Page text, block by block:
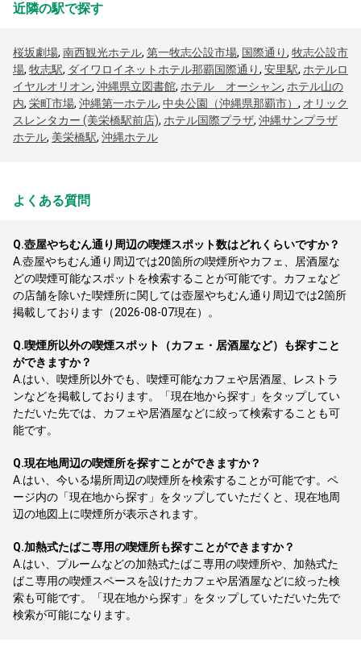
近隣の駅で探す
桜坂劇場, 南西観光ホテル, 第一牧志公設市場, 国際通り, 牧志公設市
場, 牧志駅, ダイワロイネットホテル那覇国際通り, 安里駅, ホテルロ
イヤルオリオン, 沖縄県立図書館, ホテル オーシャン, ホテル山の
内, 栄町市場, 沖縄第一ホテル, 中央公園（沖縄県那覇市） , オリック
スレンタカー (美栄橋駅前店), ホテル国際プラザ, 沖縄サンプラザ
ホテル, 美栄橋駅, 沖縄ホテル
よくある質問
Q.壺屋やちむん通り周辺の喫煙スポット数はどれくらいですか？
A.壺屋やちむん通り周辺では20箇所の喫煙所やカフェ、居酒屋な
どの喫煙可能なスポットを検索することが可能です。カフェなど
の店舗を除いた喫煙所に関しては壺屋やちむん通り周辺では2箇所
掲載しております（2026-08-07現在）。
Q.喫煙所以外の喫煙スポット（カフェ・居酒屋など）も探すこと
ができますか？
A. はい、喫煙所以外でも、喫煙可能なカフェや居酒屋、レストラ
ンなどを掲載しております。「現在地から探す」をタップしてい
ただいた先では、カフェや居酒屋などに絞って検索することも可
能です。
Q.現在地周辺の喫煙所を探すことができますか？
A. はい、今いる場所周辺の喫煙所を検索することが可能です。ペ
ージ内の「現在地から探す」をタップしていただくと、現在地周
辺の地図上に喫煙所が表示されます。
Q.加熱式たばこ専用の喫煙所も探すことができますか？
A. はい、プルームなどの加熱式たばこ専用の喫煙所や、加熱式た
ばこ専用の喫煙スペースを設けたカフェや居酒屋などに絞った検
索も可能です。「現在地から探す」をタップしていただいた先で
検索が可能になります。